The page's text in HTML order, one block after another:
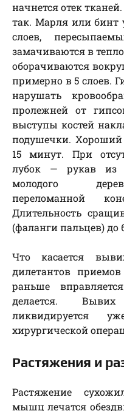
начнется отек
так. Марля или бинт
слоев,
замачиваются в
оборачиваются
примерно в 5 слоев.
нарушать
пролежней от
выступы костей
подушечки. Хороший
15 минут. При
лубок — рукав из
молодого
переломанной
Длительность
(фаланги пальцев) до
Что касается
дилетантов
раньше
делается.
ликвидируется
хирургической
Растяжения и
Растяжение
мышц лечатся